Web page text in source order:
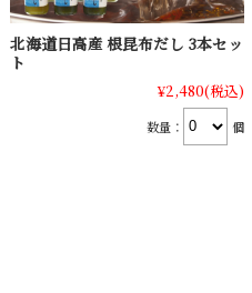
北海道日高産 根昆布だし 3本セッ
ト
¥2,480(税込)
数量： 個